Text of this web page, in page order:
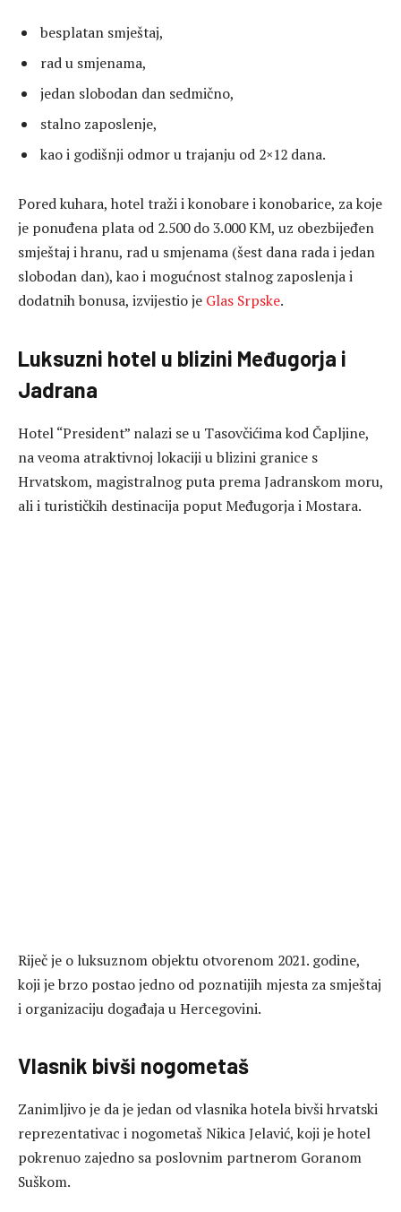
besplatan smještaj,
rad u smjenama,
jedan slobodan dan sedmično,
stalno zaposlenje,
kao i godišnji odmor u trajanju od 2×12 dana.
Pored kuhara, hotel traži i konobare i konobarice, za koje
je ponuđena plata od 2.500 do 3.000 KM, uz obezbijeđen
smještaj i hranu, rad u smjenama (šest dana rada i jedan
slobodan dan), kao i mogućnost stalnog zaposlenja i
dodatnih bonusa, izvijestio je Glas Srpske.
Luksuzni hotel u blizini Međugorja i
Jadrana
Hotel “President” nalazi se u Tasovčićima kod Čapljine,
na veoma atraktivnoj lokaciji u blizini granice s
Hrvatskom, magistralnog puta prema Jadranskom moru,
ali i turističkih destinacija poput Međugorja i Mostara.
Riječ je o luksuznom objektu otvorenom 2021. godine,
koji je brzo postao jedno od poznatijih mjesta za smještaj
i organizaciju događaja u Hercegovini.
Vlasnik bivši nogometaš
Zanimljivo je da je jedan od vlasnika hotela bivši hrvatski
reprezentativac i nogometaš Nikica Jelavić, koji je hotel
pokrenuo zajedno sa poslovnim partnerom Goranom
Suškom.